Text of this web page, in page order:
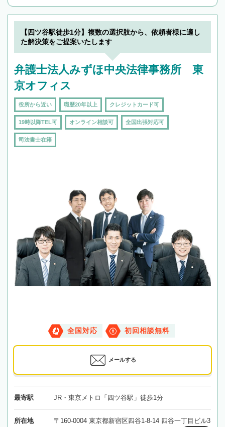
んで検索してみましょう。
19時以降TEL可の条件
を加えて再検索
【四ツ谷駅徒歩1分】複数の選択肢から、依頼者様に適し
た解決策をご提案いたします
弁護士法人みずほ中央法律事務所 東
京オフィス
役所から近い 職歴20年以上 クレジットカード可
19時以降TEL可 オンライン相談可 全国出張対応可
司法書士在籍
全国対応 初回相談無料
メールする
最寄駅 JR・東京メトロ「四ツ谷駅」徒歩1分
所在地
〒160-0004 東京都新宿区四谷1-8-14 四谷一丁目ビル3